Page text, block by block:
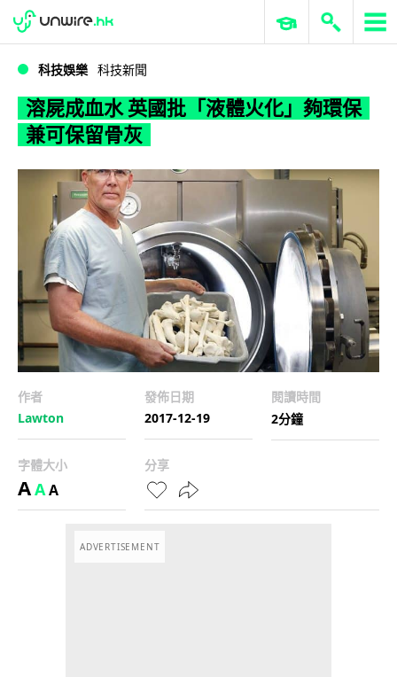
WWDC 2026 ERP 與商業 AI
科技娛樂 科技新聞
溶屍成血水 英國批「液體火化」夠環保
兼可保留骨灰
作者
Lawton
發佈日期
2017-12-19
閱讀時間
2分鐘
字體大小
AAA
分享
ADVERTISEMENT